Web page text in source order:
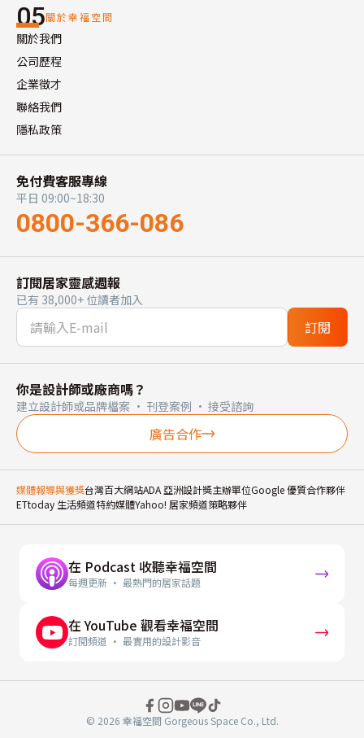
05關於幸福空間
關於我們
公司歷程
企業徵才
聯絡我們
隱私政策
免付費客服專線
平日 09:00~18:30
0800-366-086
訂閱居家靈感週報
已有 38,000+ 位讀者加入
訂閱
你是設計師或廠商嗎？
建立設計師或品牌檔案 · 刊登案例 · 接受諮詢
廣告合作
媒體報導與獲獎台灣百大網站ADA 亞洲設計獎主辦單位Google 優質合作夥伴
ETtoday 生活頻道特約媒體Yahoo! 居家頻道策略夥伴
在 Podcast 收聽幸福空間
每週更新 · 最熱門的居家話題
在 YouTube 觀看幸福空間
訂閱頻道 · 最實用的設計影音
© 2026 幸福空間 Gorgeous Space Co., Ltd.